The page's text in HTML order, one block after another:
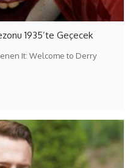
1935’te Geçecek
It: Welcome to Derry